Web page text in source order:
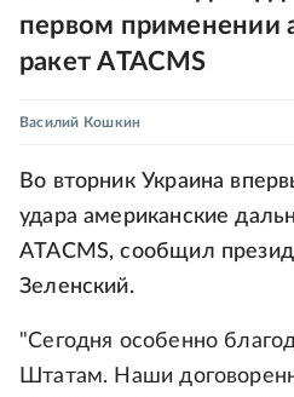
первом применении
ракет ATACMS
Василий Кошкин
Во вторник Украина
удара американские
ATACMS, сообщил
Зеленский.
"Сегодня особенно
Штатам. Наши